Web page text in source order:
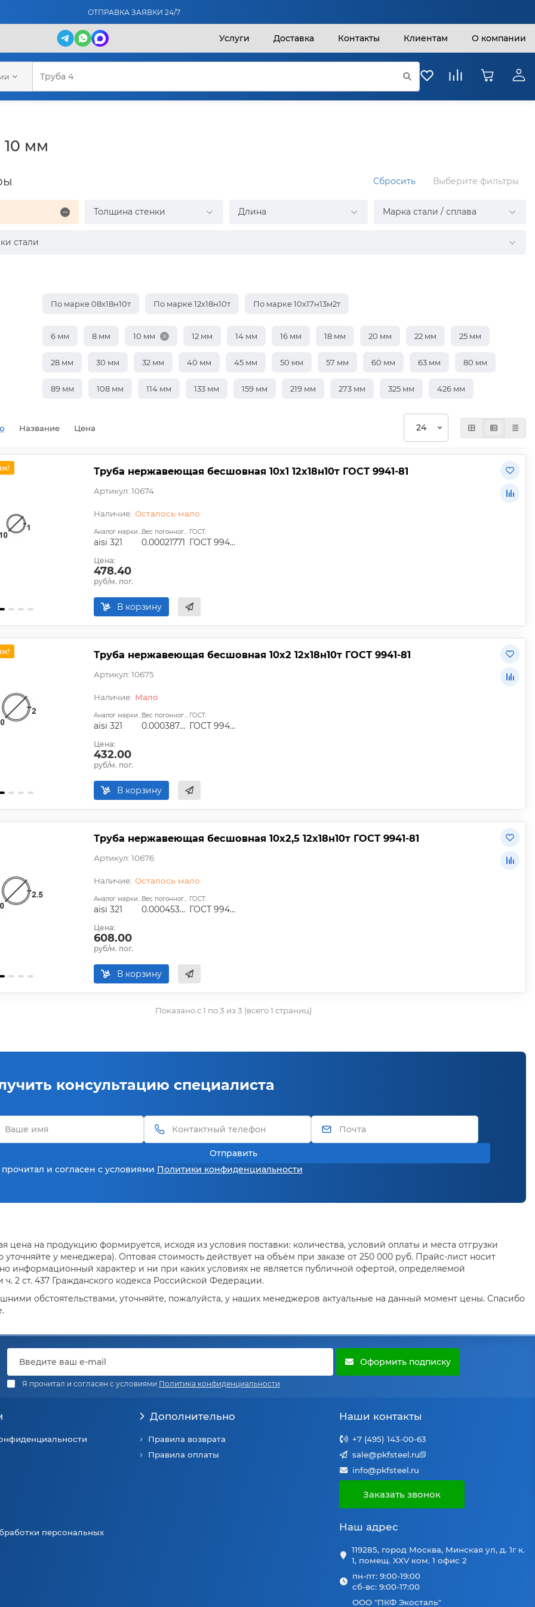
ОТПРАВКА ЗАЯВКИ 24/7
Услуги Доставка Контакты Клиентам О компании
мм
Сбросить Выберите фильтры
Толщина стенки Длина Марка стали / сплава
стали
По марке 08х18н10т По марке 12х18н10т По марке 10х17н13м2т
6 мм 8 мм 10 мм 12 мм 14 мм 16 мм 18 мм 20 мм 22 мм 25 мм
28 мм 30 мм 32 мм 40 мм 45 мм 50 мм 57 мм 60 мм 63 мм 80 мм
89 мм 108 мм 114 мм 133 мм 159 мм 219 мм 273 мм 325 мм 426 мм
Название Цена
Труба нержавеющая бесшовная 10х1 12х18н10т ГОСТ 9941-81
Артикул: 10674
Осталось мало
Аналог марки стали:
aisi 321
Вес погонного метра, т.:
0.00021771
ГОСТ:
ГОСТ 9940-81, ГОСТ 9941-81, ГОСТ 24030-80, ГОСТ 10498-82
Цена:
478.40
руб/м. пог.
В корзину
Труба нержавеющая бесшовная 10х2 12х18н10т ГОСТ 9941-81
Артикул: 10675
Мало
Аналог марки стали:
aisi 321
Вес погонного метра, т.:
0.00038704
ГОСТ:
ГОСТ 9940-81, ГОСТ 9941-81, ГОСТ 24030-80, ГОСТ 10498-82
Цена:
432.00
руб/м. пог.
В корзину
Труба нержавеющая бесшовная 10х2,5 12х18н10т ГОСТ 9941-81
Артикул: 10676
Осталось мало
Аналог марки стали:
aisi 321
Вес погонного метра, т.:
0.0004535625
ГОСТ:
ГОСТ 9940-81, ГОСТ 9941-81, ГОСТ 24030-80, ГОСТ 10498-82
Цена:
608.00
руб/м. пог.
В корзину
Показано с 1 по 3 из 3 (всего 1 страниц)
консультацию специалиста
Отправить
и согласен с условиями Политики конфиденциальности
цена на продукцию формируется, исходя из условия поставки: количества, условий оплаты и места отгрузки
у менеджера). Оптовая стоимость действует на объём при заказе от 250 000 руб. Прайс-лист носит
информационный характер и ни при каких условиях не является публичной офертой, определяемой
2 ст. 437 Гражданского кодекса Российской Федерации.
обстоятельствами, уточняйте, пожалуйста, у наших менеджеров актуальные на данный момент цены. Спасибо
Оформить подписку
Я прочитал и согласен с условиями Политика конфиденциальности
персональных
Дополнительно
Правила возврата
Правила оплаты
Наши контакты
+7 (495) 143-00-63
sale@pkfsteel.ru
info@pkfsteel.ru
Заказать звонок
Наш адрес
119285, город Москва, Минская ул, д. 1г к.
1, помещ. XXV ком. 1 офис 2
пн-пт: 9:00-19:00
сб-вс: 9:00-17:00
ООО "ПКФ Экосталь"